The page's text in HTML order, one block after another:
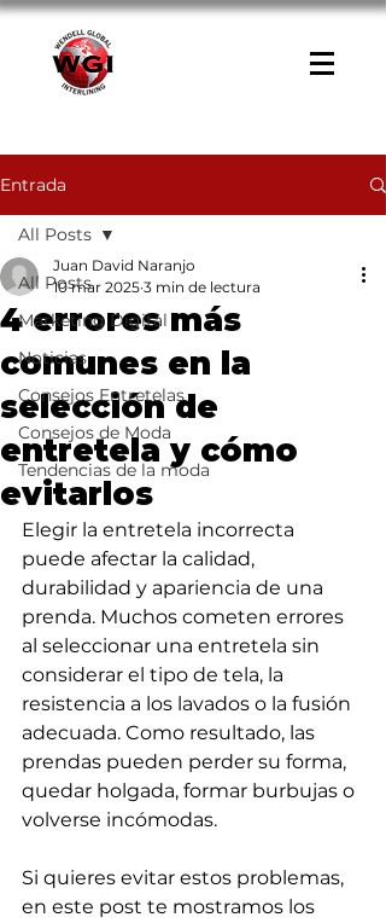
Entrada
All Posts
Marketing Digital
Noticias
Consejos Entretelas
Consejos de Moda
Tendencias de la moda
All Posts
4 errores más
comunes en la
selección de
entretela y cómo
evitarlos
Juan David Naranjo
10 mar 2025 3 min de lectura
Elegir la entretela incorrecta
puede afectar la calidad,
durabilidad y apariencia de una
prenda. Muchos cometen errores
al seleccionar una entretela sin
considerar el tipo de tela, la
resistencia a los lavados o la fusión
adecuada. Como resultado, las
prendas pueden perder su forma,
quedar holgada, formar burbujas o
volverse incómodas.
Si quieres evitar estos problemas,
en este post te mostramos los